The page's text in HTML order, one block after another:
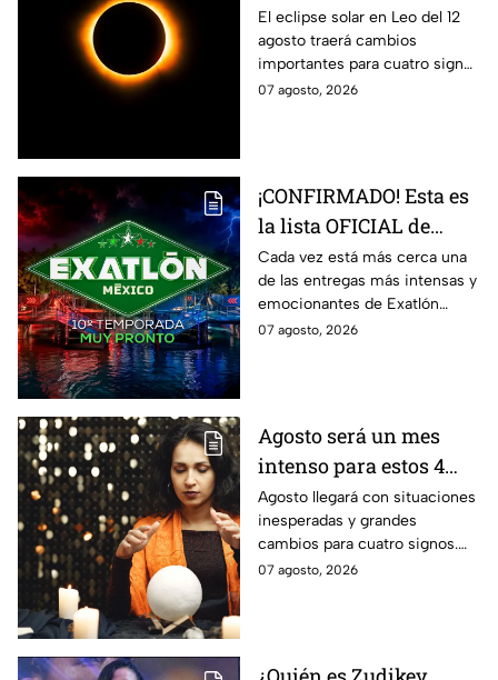
solar del 12 de agosto
El eclipse solar en Leo del 12
agosto traerá cambios
importantes para cuatro signos
del zodiaco, que podrían
07 agosto, 2026
¡CONFIRMADO! Esta es
la lista OFICIAL de
todos los atletas que
estarán en la décima
temporada de Exatlón
México
Cada vez está más cerca una
de las entregas más intensas y
emocionantes de Exatlón
México.
07 agosto, 2026
Agosto será un mes
intenso para estos 4
signos del zodiaco
Agosto llegará con situaciones
inesperadas y grandes
cambios para cuatro signos.
Aunque el mes será intenso,
07 agosto, 2026